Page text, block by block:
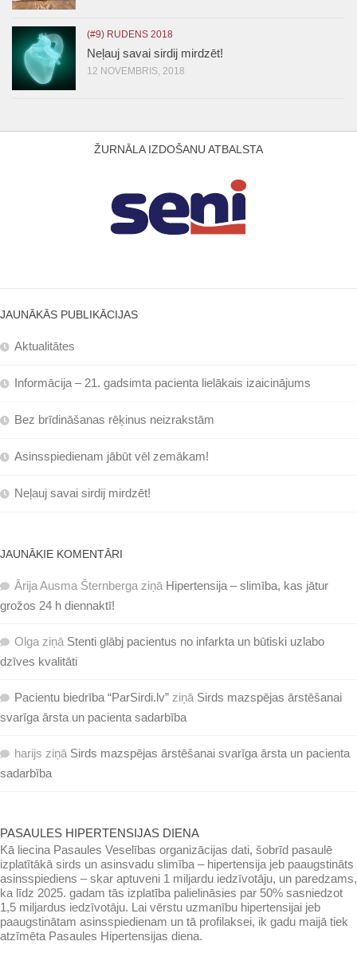
(#9) RUDENS 2018
Neļauj savai sirdij mirdzēt!
12 NOVEMBRIS, 2018
ŽURNĀLA IZDOŠANU ATBALSTA
JAUNĀKĀS PUBLIKĀCIJAS
Aktualitātes
Informācija – 21. gadsimta pacienta lielākais izaicinājums
Bez brīdināšanas rēķinus neizrakstām
Asinsspiedienam jābūt vēl zemākam!
Neļauj savai sirdij mirdzēt!
JAUNĀKIE KOMENTĀRI
Ārija Ausma Šternberga ziņā Hipertensija – slimība, kas jātur
grožos 24 h diennaktī!
Olga ziņā Stenti glābj pacientus no infarkta un būtiski uzlabo
dzīves kvalitāti
Pacientu biedrība “ParSirdi.lv” ziņā Sirds mazspējas ārstēšanai
svarīga ārsta un pacienta sadarbība
harijs ziņā Sirds mazspējas ārstēšanai svarīga ārsta un pacienta
sadarbība
PASAULES HIPERTENSIJAS DIENA
Kā liecina Pasaules Veselības organizācijas dati, šobrīd pasaulē
izplatītākā sirds un asinsvadu slimība – hipertensija jeb paaugstināts
asinsspiediens – skar aptuveni 1 miljardu iedzīvotāju, un paredzams,
ka līdz 2025. gadam tās izplatība palielināsies par 50% sasniedzot
1,5 miljardus iedzīvotāju. Lai vērstu uzmanību hipertensijai jeb
paaugstinātam asinsspiedienam un tā profilaksei, ik gadu maijā tiek
atzīmēta Pasaules Hipertensijas diena.